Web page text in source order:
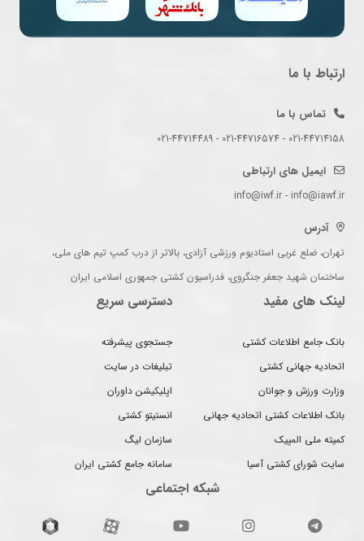
ارتباط با ما
تماس با ما
021-44714158 - 021-44716574 - 021-44714489
ایمیل های ارتباطی
info@iwf.ir - info@iawf.ir
آدرس
تهران، ضلع غربی استادیوم ورزشی آزادی، بالاتر از درب کمپ تیم های ملی،
ساختمان شهید جعفر جنگروی، فدراسیون کشتی جمهوری اسلامی ایران
لینک های مفید
بانک جامع اطلاعات کشتی
اتحادیه جهانی کشتی
وزارت ورزش و جوانان
بانک اطلاعات کشتی اتحادیه جهانی
کمیته ملی المپیک
سایت شورای کشتی آسیا
دسترسی سریع
جستجوی پیشرفته
تبلیغات در سایت
اپلیکیشن داوران
انستیتو کشتی
سازمان لیگ
سامانه جامع کشتی ایران
شبکه اجتماعی